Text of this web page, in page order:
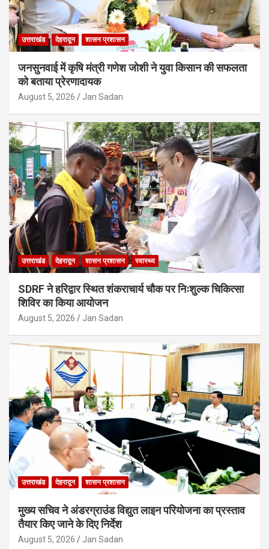
उत्तराखंड देहरादून शासन प्रशासन
जनसुनवाई में कृषि मंत्री गणेश जोशी ने युवा किसान की सफलता
को बताया प्रेरणादायक
August 5, 2026 Jan Sadan
उत्तराखंड देहरादून शासन प्रशासन स्वास्थ्य
SDRF ने हरिद्वार स्थित शंकराचार्य चौक पर निःशुल्क चिकित्सा
शिविर का किया आयोजन
August 5, 2026 Jan Sadan
उत्तराखंड देहरादून शासन प्रशासन
मुख्य सचिव ने अंडरग्राउंड विद्युत लाइन परियोजना का प्रस्ताव
तैयार किए जाने के दिए निर्देश
August 5, 2026 Jan Sadan